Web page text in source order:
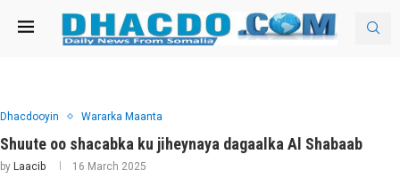
Dhacdooyin Wararka Maanta
Shuute oo shacabka ku jiheynaya dagaalka Al Shabaab
by Laacib 16 March 2025